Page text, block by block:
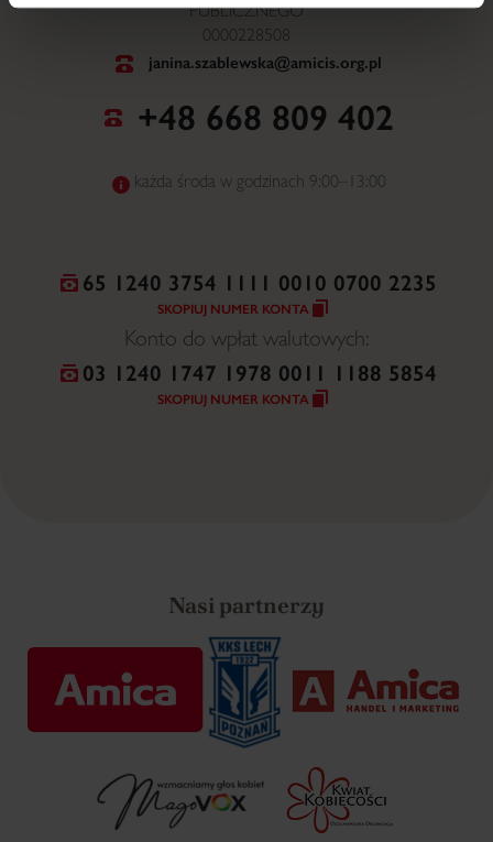
PUBLICZNEGO
0000228508
janina.szablewska@amicis.org.pl
+48 668 809 402
każda środa w godzinach 9:00–13:00
65 1240 3754 1111 0010 0700 2235
SKOPIUJ NUMER KONTA
Konto do wpłat walutowych:
03 1240 1747 1978 0011 1188 5854
SKOPIUJ NUMER KONTA
Nasi partnerzy